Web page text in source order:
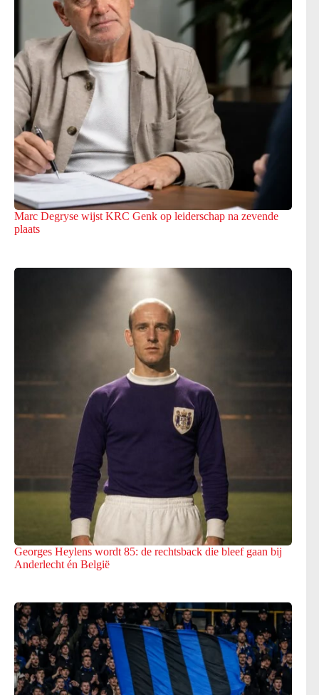
Marc Degryse wijst KRC Genk op leiderschap na zevende
plaats
Georges Heylens wordt 85: de rechtsback die bleef gaan bij
Anderlecht én België